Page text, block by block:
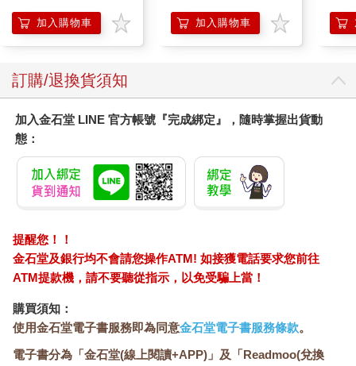
察對方。
尤其是在商務場合，會聚集很多初次見面的人，低頭看看手裡剛
一目瞭然。
「是的，我是沖繩人。您是怎麼知道的？」
「以前去沖繩旅遊，遇到很多人都姓比嘉。」
「您是什麼時候去的呢？」
「大學的時候去的，現在想來，真的很懷念啊。」
彼此會因為沖繩這個共同話題而變得意氣相投。
「我從您的口音聽出來的。高中畢業前我一直住在神戶，離京都
很近，那時候很常去。現在和關西人說話還會說出方言呢。」
「那可真是太巧了。您去了京都的什麼地方？」
時光機將你們帶回了「高中時代」。
「我游過泳，不過那是學生時代的事了。」
的。」
加入購物車
SIREN 黑色限定
加入購物車
訂購/退換貨須知
加入金石堂 LINE 官方帳號『完成綁定』，隨時掌握出貨動
態：
提醒您！！
金石堂及銀行均不會請您操作ATM! 如接獲電話要求您前往
ATM提款機，請不要聽從指示，以免受騙上當！
購買須知：
使用金石堂電子書服務即為同意金石堂電子書服務條款。
電子書分為「金石堂(線上閱讀+APP)」及「Readmoo(兌換